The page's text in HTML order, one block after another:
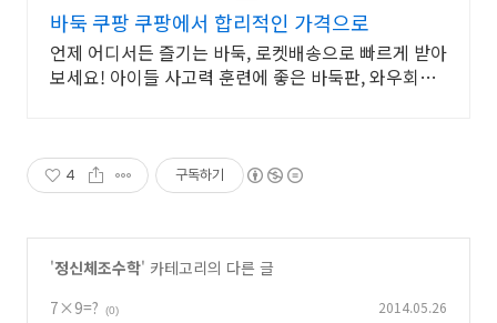
바둑 쿠팡 쿠팡에서 합리적인 가격으로
언제 어디서든 즐기는 바둑, 로켓배송으로 빠르게 받아
보세요! 아이들 사고력 훈련에 좋은 바둑판, 와우회원
4 구독하기
'정신체조수학' 카테고리의 다른 글
7×9=?
(0) 2014.05.26